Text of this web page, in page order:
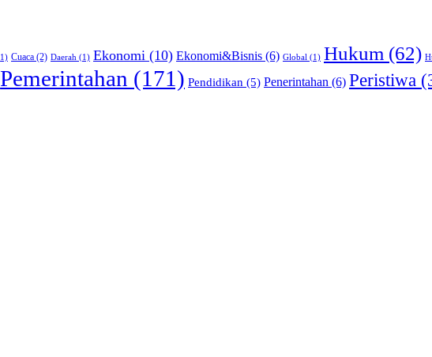
Cuaca (2) Daerah (1) Ekonomi (10) Ekonomi&Bisnis (6) Global (1) Hukum (62)
Pemerintahan (171) Pendidikan (5) Penerintahan (6) Peristiwa